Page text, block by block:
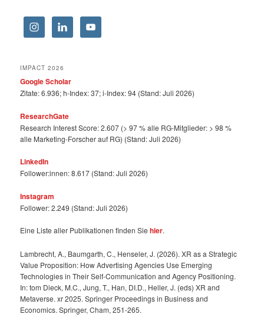
IMPACT 2026
Google Scholar
Zitate: 6.936; h-Index: 37; i-Index: 94 (Stand: Juli 2026)
ResearchGate
Research Interest Score: 2.607 (> 97 % alle RG-Mitglieder: > 98 %
alle Marketing-Forscher auf RG) (Stand: Juli 2026)
LinkedIn
Follower:innen: 8.617 (Stand: Juli 2026)
Instagram
Follower: 2.249 (Stand: Juli 2026)
Eine Liste aller Publikationen finden Siehier.
Lambrecht, A., Baumgarth, C., Henseler, J. (2026). XR as a Strategic
Value Proposition: How Advertising Agencies Use Emerging
Technologies in Their Self-Communication and Agency Positioning.
In: tom Dieck, M.C., Jung, T., Han, DI.D., Heller, J. (eds) XR and
Metaverse. xr 2025. Springer Proceedings in Business and
Economics. Springer, Cham, 251-265.